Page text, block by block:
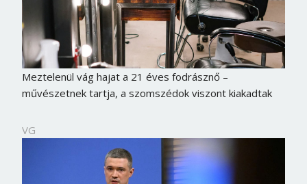
Meztelenül vág hajat a 21 éves fodrásznő –
művészetnek tartja, a szomszédok viszont kiakadtak
VG